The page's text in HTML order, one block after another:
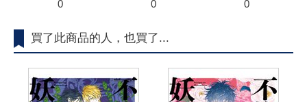
0
0
0
買了此商品的人，也買了...